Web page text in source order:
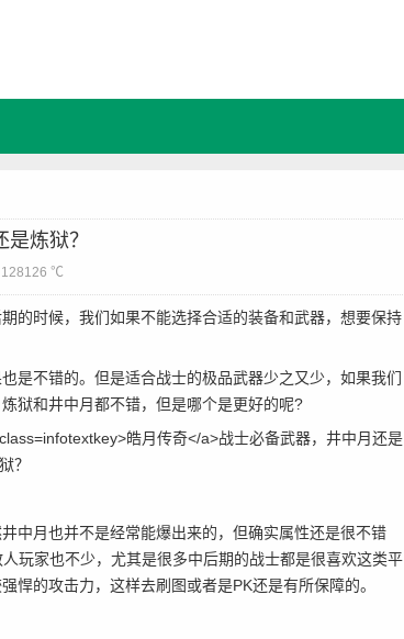
炼狱？
128126 ℃
期的时候，我们如果不能选择合适的装备和武器，想要保持
不错的。但是适合战士的极品武器少之又少，如果我们
狱和井中月都不错，但是哪个是更好的呢?
月也并不是经常能爆出来的，但确实属性还是很不错
人玩家也不少，尤其是很多中后期的战士都是很喜欢这类平
悍的攻击力，这样去刷图或者是PK还是有所保障的。